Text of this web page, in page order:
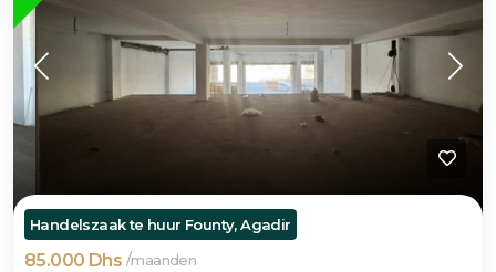
Handelszaak te huur Founty, Agadir
85.000 Dhs /maanden